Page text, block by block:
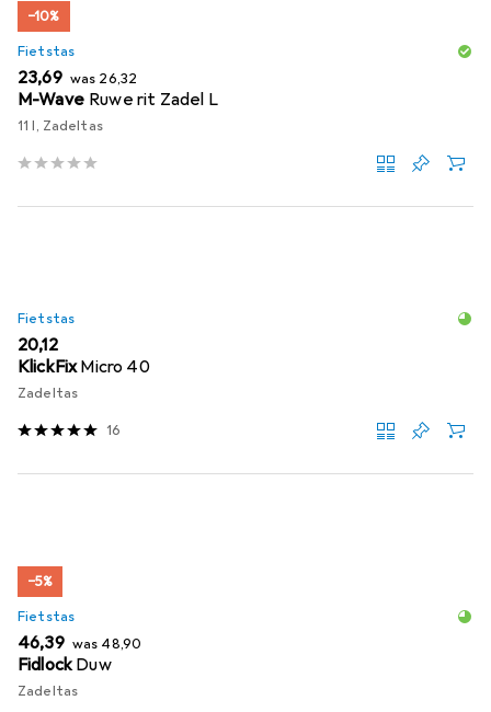
−10%
Fietstas
EUR
23,69 was EUR
26,32
M-Wave Ruwe rit Zadel L
11 l, Zadeltas
Fietstas
EUR
20,12
KlickFixMicro 40
Zadeltas
16
−5%
Fietstas
EUR
46,39 was EUR
48,90
FidlockDuw
Zadeltas